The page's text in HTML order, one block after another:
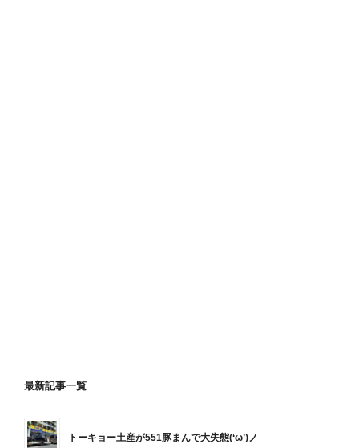
最新記事一覧
トーキョー土産が551豚まんで大失態(‘ω’)ノ